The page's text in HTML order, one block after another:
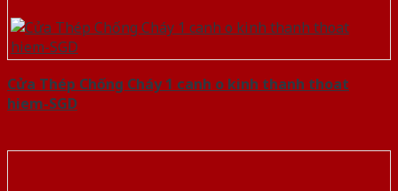
Cửa Thép Chống Cháy 1 canh o kinh thanh thoat
hiem-SGD